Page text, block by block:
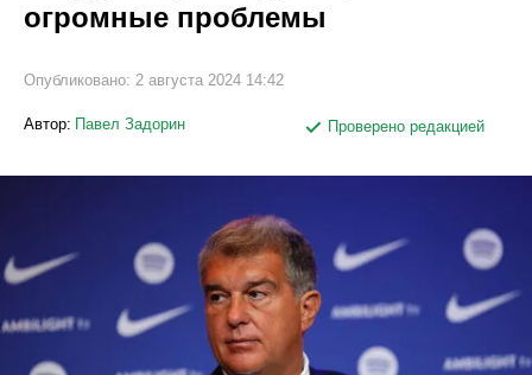
огромные проблемы
Опубликовано: 2 августа 2024 14:42
Автор: Павел Задорин Проверено редакцией